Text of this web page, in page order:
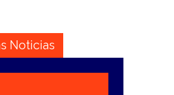
Noticias